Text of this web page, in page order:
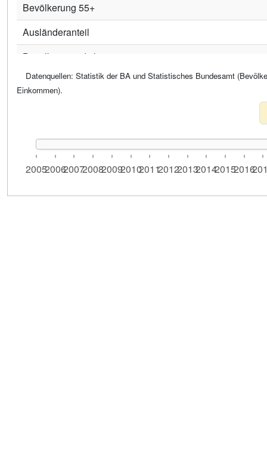
Bevölkerung 55+
Ausländeranteil
Bevölkerungsdichte
Wirtschaft und Soziales
Betreuungsquote Vorschulkinder
Datenquellen: Statistik der BA und Statistisches Bundesamt
Einkommen).
200520062007200820092010201120122013201420152016